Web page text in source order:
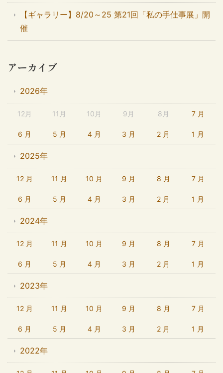
【ギャラリー】8/20～25 第21回「私の手仕事展」開
催
アーカイブ
2026年
12月 11月 10月 9月 8月 7 月
6 月 5 月 4 月 3 月 2 月 1 月
2025年
12 月 11 月 10 月 9 月 8 月 7 月
6 月 5 月 4 月 3 月 2 月 1 月
2024年
12 月 11 月 10 月 9 月 8 月 7 月
6 月 5 月 4 月 3 月 2 月 1 月
2023年
12 月 11 月 10 月 9 月 8 月 7 月
6 月 5 月 4 月 3 月 2 月 1 月
2022年